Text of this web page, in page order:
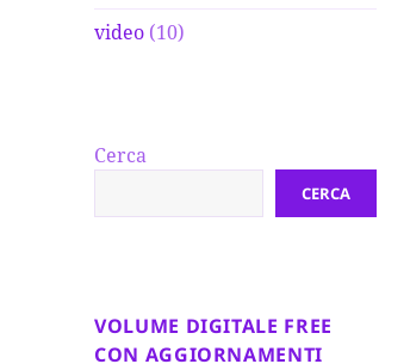
video (10)
Cerca
CERCA
VOLUME DIGITALE FREE
CON AGGIORNAMENTI